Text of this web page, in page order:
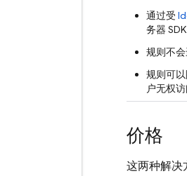
通过受
务器
规则不会
规则可
户无权
价格
这两种解决